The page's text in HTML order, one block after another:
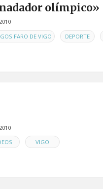
olímpico»
FARO DE VIGO DEPORTE
VIGO